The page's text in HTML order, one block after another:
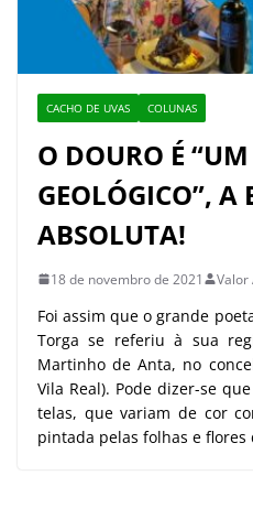
CACHO DE UVAS COLUNAS
O DOURO É
GEOLÓGICO”, A
ABSOLUTA!
18 de novembro de 2021 Valor
Foi assim que o grande
Torga se referiu à sua
Martinho de Anta, no
Vila Real). Pode dizer-se
telas, que variam de cor
pintada pelas folhas e flores